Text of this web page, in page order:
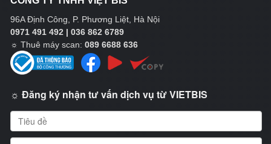
96A Định Công, P. Phương Liệt, Hà Nội
0971 491 492 | 036 862 6789
☼ Thuê máy scan: 089 6688 636
☼ Đăng ký nhận tư vấn dịch vụ từ VIETBIS